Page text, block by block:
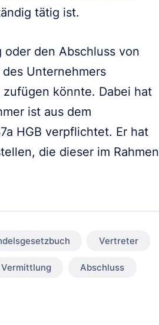
tätig ist.
oder den Abschluss von
Unternehmers
könnte. Dabei hat
ist aus dem
HGB verpflichtet. Er hat
die dieser im Rahmen
Vertreter
Vermittlung Abschluss